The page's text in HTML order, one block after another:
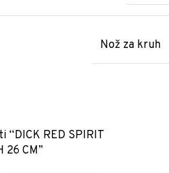
Nož za kruh
RED SPIRIT
26 CM”